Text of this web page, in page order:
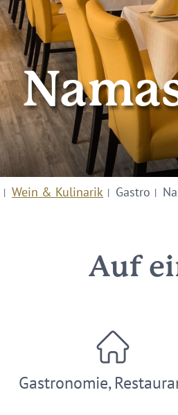
Wein & Kulinarik Gastro
Auf
Gastronomie,